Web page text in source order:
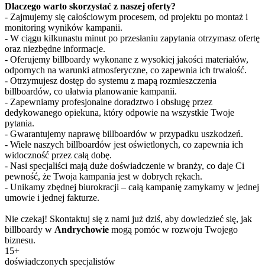
Dlaczego warto skorzystać z naszej oferty?
- Zajmujemy się całościowym procesem, od projektu po montaż i
monitoring wyników kampanii.
- W ciągu kilkunastu minut po przesłaniu zapytania otrzymasz ofertę
oraz niezbędne informacje.
- Oferujemy billboardy wykonane z wysokiej jakości materiałów,
odpornych na warunki atmosferyczne, co zapewnia ich trwałość.
- Otrzymujesz dostęp do systemu z mapą rozmieszczenia
billboardów, co ułatwia planowanie kampanii.
- Zapewniamy profesjonalne doradztwo i obsługę przez
dedykowanego opiekuna, który odpowie na wszystkie Twoje
pytania.
- Gwarantujemy naprawę billboardów w przypadku uszkodzeń.
- Wiele naszych billboardów jest oświetlonych, co zapewnia ich
widoczność przez całą dobę.
- Nasi specjaliści mają duże doświadczenie w branży, co daje Ci
pewność, że Twoja kampania jest w dobrych rękach.
- Unikamy zbędnej biurokracji – całą kampanię zamykamy w jednej
umowie i jednej fakturze.
Nie czekaj! Skontaktuj się z nami już dziś, aby dowiedzieć się, jak
billboardy w Andrychowie mogą pomóc w rozwoju Twojego
biznesu.
15+
doświadczonych specjalistów